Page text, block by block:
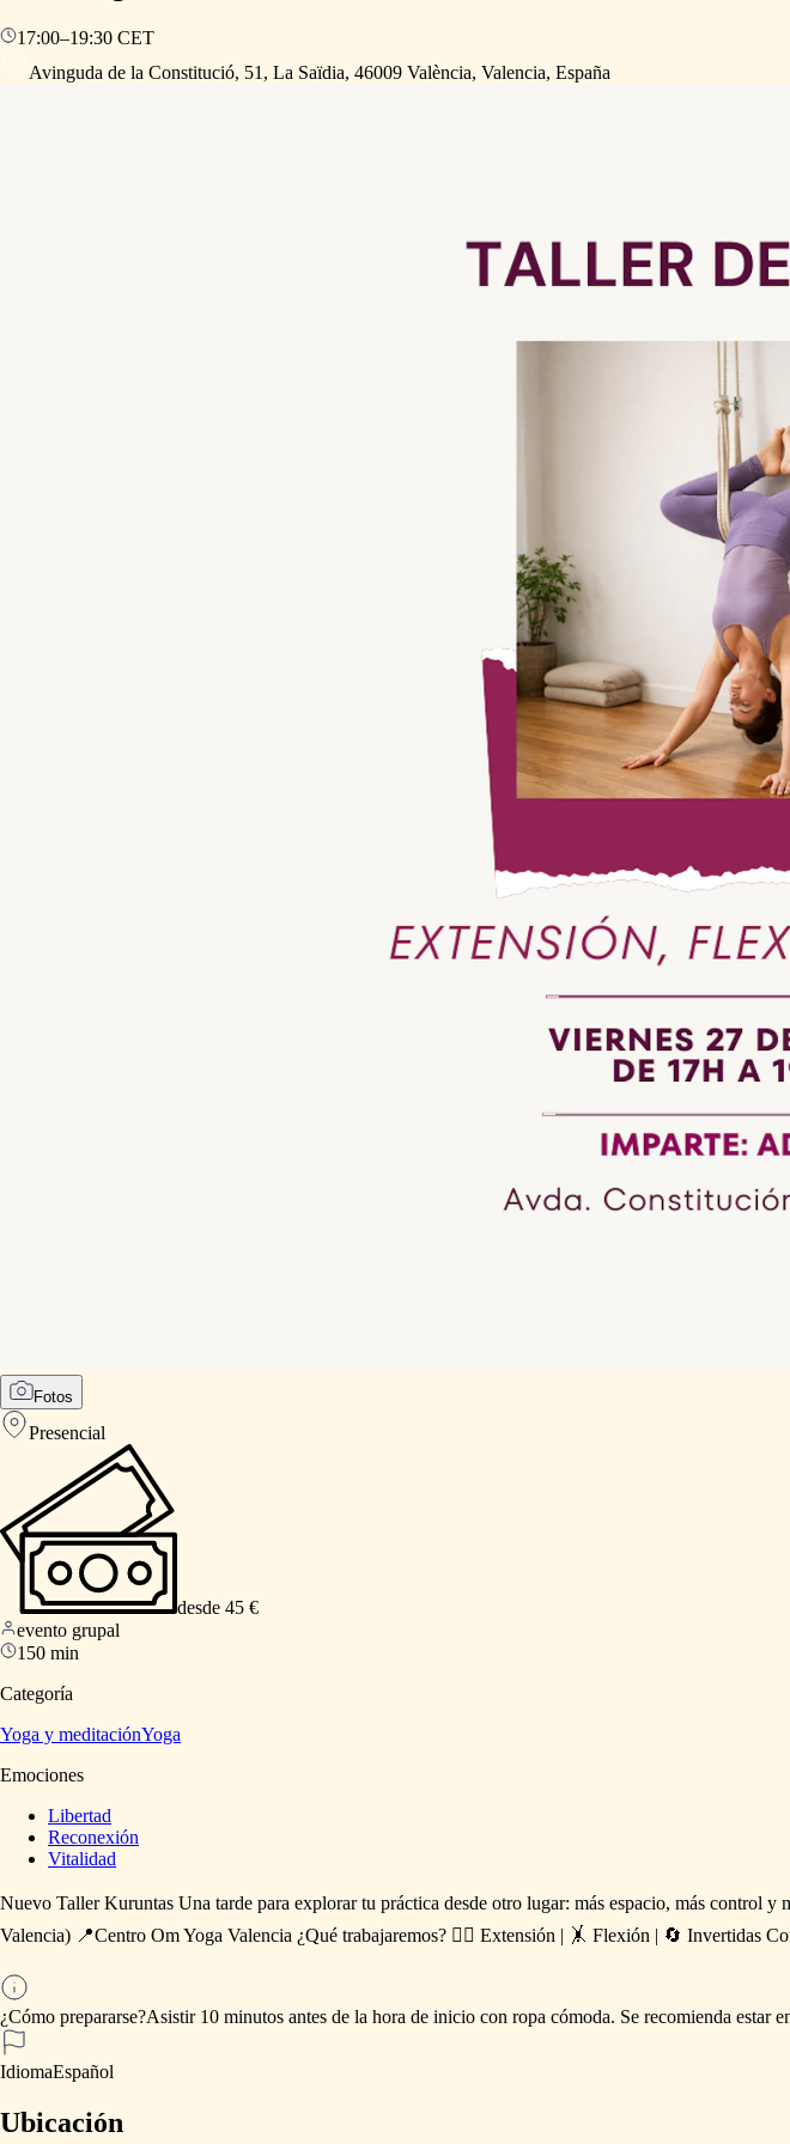
17:00–19:30 CET
Avinguda de la Constitució, 51, La Saïdia, 46009 València, Valencia, España
Fotos
Presencial
desde 45 €
evento grupal
150 min
Categoría
Yoga y meditaciónYoga
Emociones
Libertad
Reconexión
Vitalidad
Nuevo Taller Kuruntas Una tarde para explorar tu práctica desde otro lugar: más espacio, más control y
Valencia) 📍Centro OmYoga Valencia ¿Qué trabajaremos? 🧘‍♀️ Extensión | 🤸 Flexión | 🔄 Invertidas
¿Cómo prepararse?Asistir 10 minutos antes de la hora de inicio con ropa cómoda. Se recomienda estar
IdiomaEspañol
Ubicación